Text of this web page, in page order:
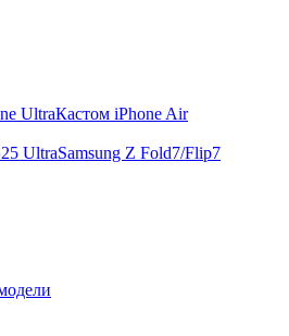
UltraКастом iPhone Air
UltraSamsung Z Fold7/Flip7